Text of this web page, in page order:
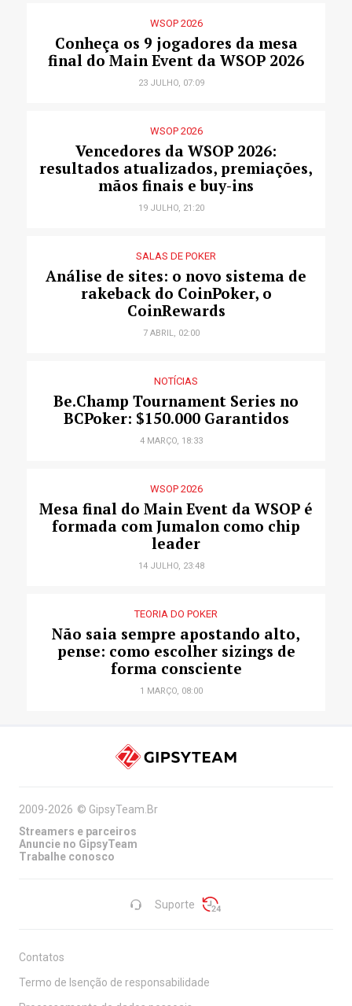
WSOP 2026
Conheça os 9 jogadores da mesa
final do Main Event da WSOP 2026
23 JULHO, 07:09
WSOP 2026
Vencedores da WSOP 2026:
resultados atualizados, premiações,
mãos finais e buy-ins
19 JULHO, 21:20
SALAS DE POKER
Análise de sites: o novo sistema de
rakeback do CoinPoker, o
CoinRewards
7 ABRIL, 02:00
NOTÍCIAS
Be.Champ Tournament Series no
BCPoker: $150.000 Garantidos
4 MARÇO, 18:33
WSOP 2026
Mesa final do Main Event da WSOP é
formada com Jumalon como chip
leader
14 JULHO, 23:48
TEORIA DO POKER
Não saia sempre apostando alto,
pense: como escolher sizings de
forma consciente
1 MARÇO, 08:00
Suporte
2009-2026 © GipsyTeam.Br
Streamers e parceiros
Anuncie no GipsyTeam
Trabalhe conosco
Contatos
Termo de Isenção de responsabilidade